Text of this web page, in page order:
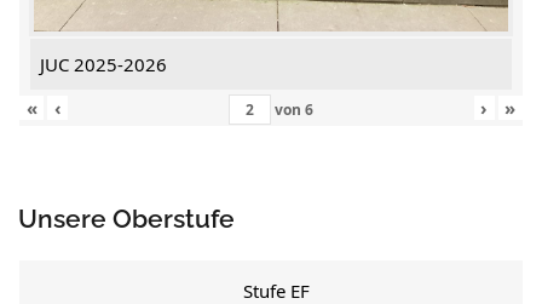
JUC 2025-2026
«
‹ von 6 › »
Unsere Oberstufe
Stufe EF